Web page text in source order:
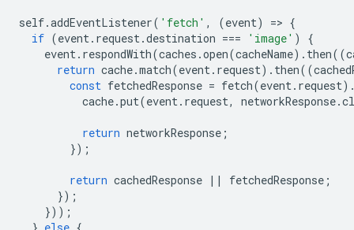
self.addEventListener( 'fetch' , (event) => {
if (event. request.destination === 'image' )
{
event. respondWith(caches .open(cacheName). then((
return cache.match(event. request). then((
const fetchedResponse = fetch(event. request
cache.put(event. request, networkResponse.
return networkResponse ;
});
return cachedResponse || fetchedResponse ;
});
}));